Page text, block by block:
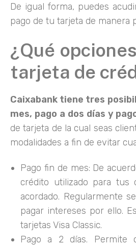
De igual forma, puedes
pago de tu tarjeta de manera
¿Qué
tarjeta de
Caixabank tiene tres
mes, pago a dos días y
de tarjeta de la cual seas
modalidades a fin de evitar
Pago fin de mes: De
crédito utilizado para tus
acordado. Regularmente
pagar intereses por ello.
tarjetas Visa Classic.
Pago a 2 días. Permite